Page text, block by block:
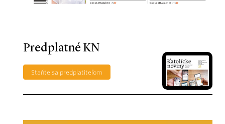
Predplatné KN
Staňte sa predplatiteľom